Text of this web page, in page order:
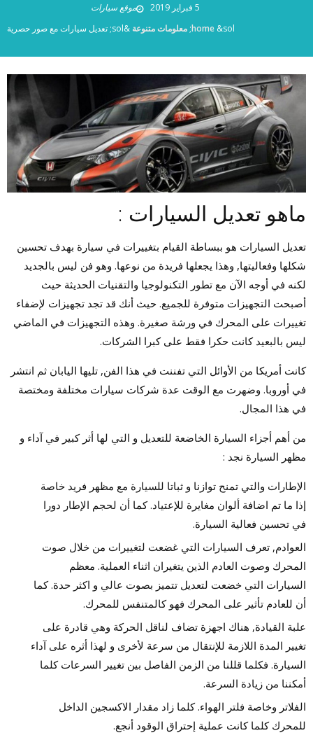
5 فبراير 2019
موقع سيارات
home &sol; معلومات متنوعة &sol; تعديل سيارات مع صور حصرية
ماهو تعديل السيارات :
تعديل السيارات هو ببساطة القيام بتغييرات في سيارة بهدف تحسين
شكلها وفعاليتها, وهذا يجعلها فريدة من نوعها. وهو فن ليس بالجديد
لكنه في أوجه الآن مع تطور التكنولوجيا والتقنيات الحديثة حيث
أصبحت التجهيزات متوفرة للجميع. حيث أنك قد تجد تجهيزات لإضفاء
تغييرات على المحرك في ورشة صغيرة. وهذه التجهيزات في الماضي
ليس بالبعيد كانت حكرا فقط على كبرا الشركات.
كانت أمريكا من الأوائل التي تفننت في هذا الفن, تليها اليابان ثم انتشر
في أوروبا. وضهرت مع الوقت عدة شركات سيارات مختلفة ومختصة
في هذا المجال.
من أهم أجزاء السيارة الخاضعة للتعديل و التي لها أثر كبير في آداء و
مظهر السيارة نجد :
الإطارات والتي تمنح توازنا و ثباتا للسيارة مع مظهر فريد خاصة
إذا ما تم اضافة ألوان مغايرة للإعتياد. كما أن لحجم الإطار دورا
في تحسين فعالية السيارة.
العوادم, تعرف السيارات التي غضعت لتغييرات من خلال صوت
المحرك وصوت العادم الذين يتغيران اثناء العملية. معظم
السيارات التي خضعت لتعديل تتميز بصوت عالي و اكثر حدة. كما
أن للعادم تأثير على المحرك فهو كالمتنفس للمحرك.
علبة القيادة, هناك اجهزة تضاف لناقل الحركة وهي قادرة على
تغيير المدة اللازمة للإنتقال من سرعة لأخرى و لهذا أثره على آداء
السيارة. فكلما قللنا من الزمن الفاصل بين تغيير السرعات كلما
أمكننا من زيادة السرعة.
الفلاتر وخاصة فلتر الهواء. كلما زاد مقدار الاكسجين الداخل
للمحرك كلما كانت عملية إحتراق الوقود أنجع.